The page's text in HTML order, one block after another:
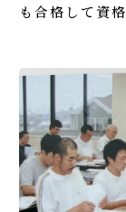
も合格して資